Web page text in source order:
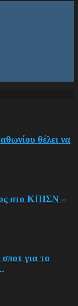
θέλει να
στο ΚΠΙΣΝ –
για το